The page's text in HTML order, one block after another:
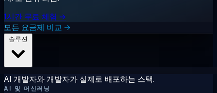
1시간 무료 체험 →
모든 요금제 비교 →
AI 개발자와 개발자가 실제로 배포하는 스택.
AI 및 머신러닝